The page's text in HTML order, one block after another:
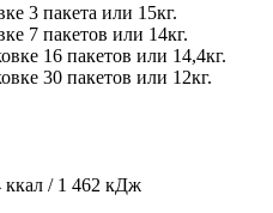
3 пакета или 15кг.
7 пакетов или 14кг.
16 пакетов или 14,4кг.
30 пакетов или 12кг.
ккал / 1 462 кДж